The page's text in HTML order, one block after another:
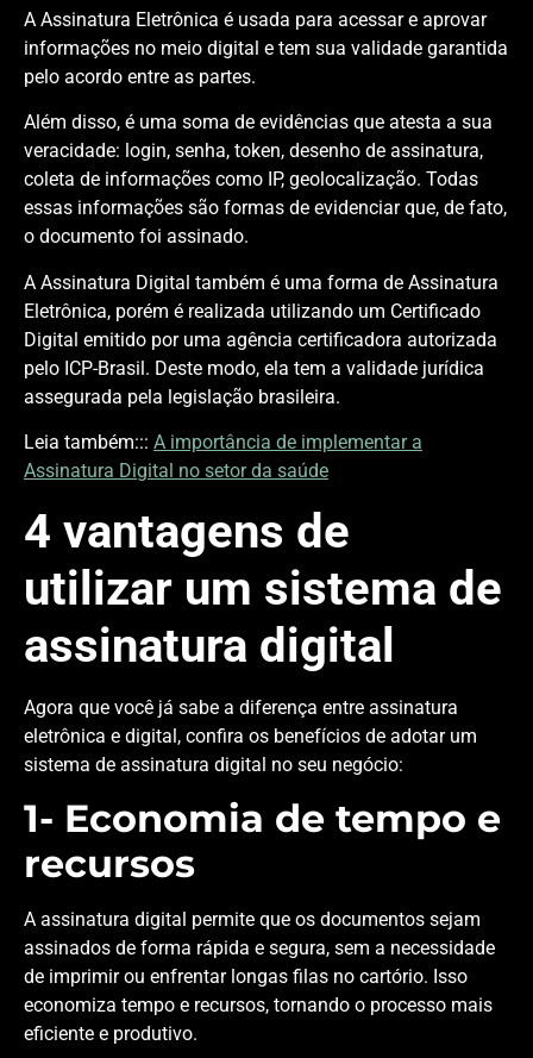
A Assinatura Eletrônica é usada para acessar e aprovar
informações no meio digital e tem sua validade garantida
pelo acordo entre as partes.
Além disso, é uma soma de evidências que atesta a sua
veracidade: login, senha, token, desenho de assinatura,
coleta de informações como IP, geolocalização. Todas
essas informações são formas de evidenciar que, de fato,
o documento foi assinado.
A Assinatura Digital também é uma forma de Assinatura
Eletrônica, porém é realizada utilizando um Certificado
Digital emitido por uma agência certificadora autorizada
pelo ICP-Brasil. Deste modo, ela tem a validade jurídica
assegurada pela legislação brasileira.
Leia também::: A importância de implementar a
Assinatura Digital no setor da saúde
4 vantagens de
utilizar um sistema de
assinatura digital
Agora que você já sabe a diferença entre assinatura
eletrônica e digital, confira os benefícios de adotar um
sistema de assinatura digital no seu negócio:
1- Economia de tempo e
recursos
A assinatura digital permite que os documentos sejam
assinados de forma rápida e segura, sem a necessidade
de imprimir ou enfrentar longas filas no cartório. Isso
economiza tempo e recursos, tornando o processo mais
eficiente e produtivo.